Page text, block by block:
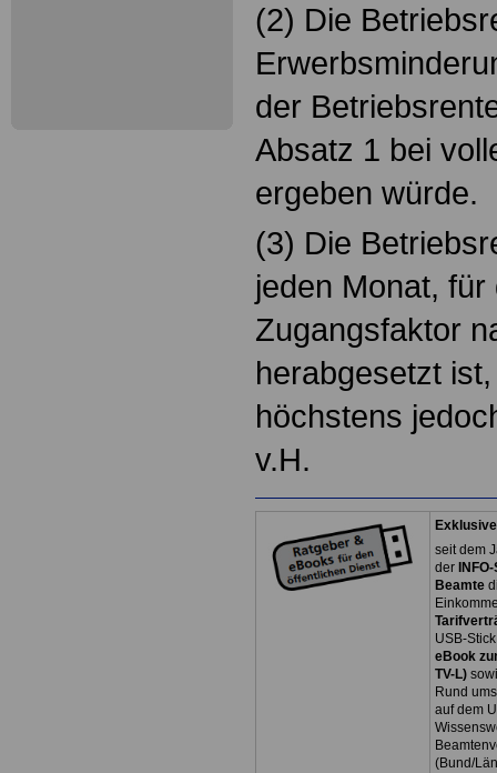
(2) Die
der
Absatz 1 bei
ergeben würde.
(3) Die
jeden Monat, für
Zugangsfaktor
herabgesetzt
höchstens
v.H.
seit dem
der
Beamte
USB-
eBook
TV-L)
Rund
auf dem
(Bund/